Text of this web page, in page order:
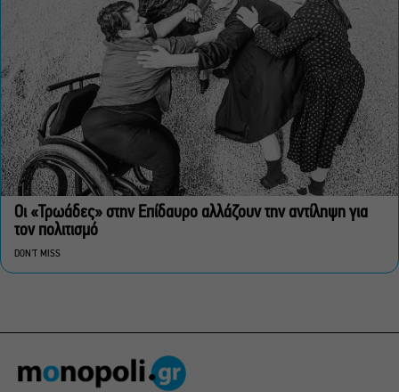
Οι «Τρωάδες» στην Επίδαυρο αλλάζουν την αντίληψη για
τον πολιτισμό
DON'T MISS